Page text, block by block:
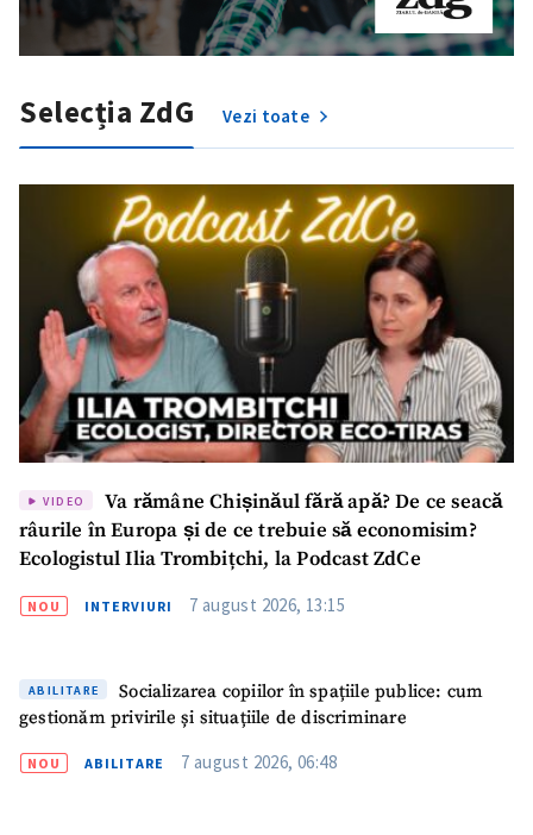
Selecția ZdG Vezi toate
VIDEO
Va rămâne Chișinăul fără apă? De ce seacă
râurile în Europa și de ce trebuie să economisim?
Ecologistul Ilia Trombițchi, la Podcast ZdCe
NOU INTERVIURI 7 august 2026, 13:15
ABILITARE
Socializarea copiilor în spațiile publice: cum
gestionăm privirile și situațiile de discriminare
NOU ABILITARE 7 august 2026, 06:48